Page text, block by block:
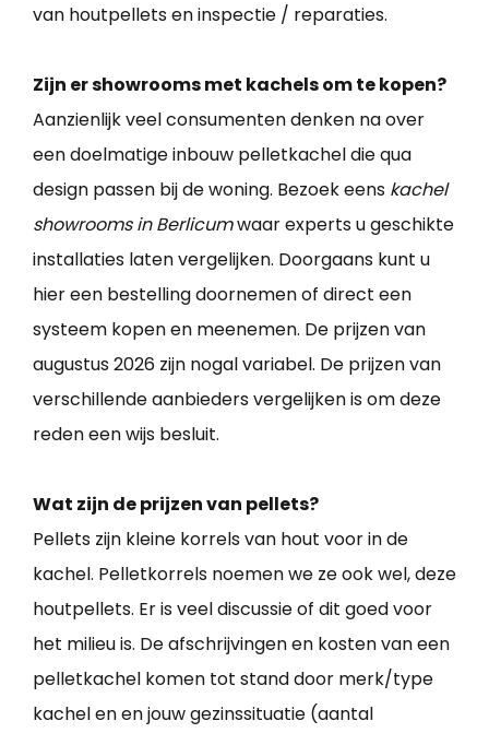
van houtpellets en inspectie / reparaties.
Zijn er showrooms met kachels om te kopen?
Aanzienlijk veel consumenten denken na over
een doelmatige inbouw pelletkachel die qua
design passen bij de woning. Bezoek eens kachel
showrooms in Berlicumwaar experts u geschikte
installaties laten vergelijken. Doorgaans kunt u
hier een bestelling doornemen of direct een
systeem kopen en meenemen. De prijzen van
augustus 2026 zijn nogal variabel. De prijzen van
verschillende aanbieders vergelijken is om deze
reden een wijs besluit.
Wat zijn de prijzen van pellets?
Pellets zijn kleine korrels van hout voor in de
kachel. Pelletkorrels noemen we ze ook wel, deze
houtpellets. Er is veel discussie of dit goed voor
het milieu is. De afschrijvingen en kosten van een
pelletkachel komen tot stand door merk/type
kachel en en jouw gezinssituatie (aantal